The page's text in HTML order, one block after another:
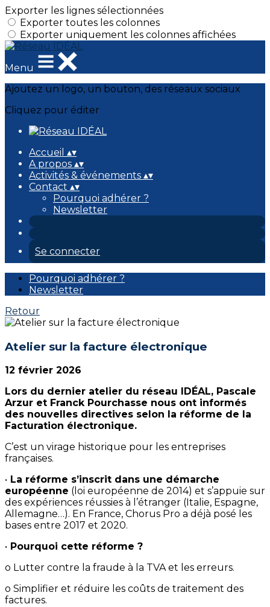
Exporter les lignes sélectionnées
Exporter toutes les colonnes
Exporter uniquement les colonnes affichées
Menu
Ajoutez un logo, un bouton, des réseaux sociaux
Cliquez pour éditer
Accueil ▴▾
A propos ▴▾
Activités & événements ▴▾
Contact ▴▾
Pourquoi adhérer ?
Newsletter
Se connecter
Pourquoi adhérer ?
Newsletter
Retour
Atelier sur la facture électronique
12 février 2026
Lors du dernier atelier du réseau IDÉAL, Pascale
Arzur et Franck Pourchasse nous ont informés
des nouvelles directives selon la réforme de la
Facturation électronique.
C’est un virage historique pour les entreprises
françaises.
• La réforme s’inscrit dans une démarche
européenne (loi européenne de 2014) et s’appuie sur
des expériences réussies à l’étranger (Italie, Espagne,
Allemagne…). En France, Chorus Pro a déjà posé les
bases entre 2017 et 2020.
• Pourquoi cette réforme ?
o Lutter contre la fraude à la TVA et les erreurs.
o Simplifier et réduire les coûts de traitement des
factures.